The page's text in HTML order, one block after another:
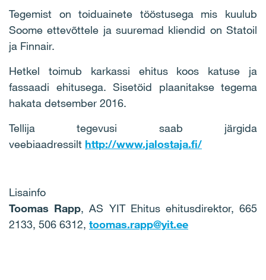
Tegemist on toiduainete tööstusega mis kuulub
Soome ettevõttele ja suuremad kliendid on Statoil
ja Finnair.
Hetkel toimub karkassi ehitus koos katuse ja
fassaadi ehitusega. Sisetöid plaanitakse tegema
hakata detsember 2016.
Tellija tegevusi saab järgida
veebiaadressilt http://www.jalostaja.fi/
Lisainfo
Toomas Rapp, AS YIT Ehitus ehitusdirektor, 665
2133, 506 6312, toomas.rapp@yit.ee